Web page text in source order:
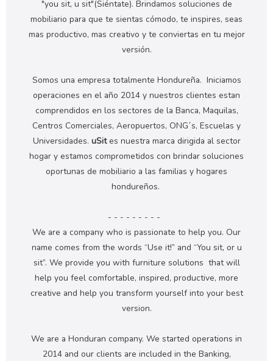
"you sit, u sit"(Siéntate). Brindamos soluciones de
mobiliario para que te sientas cómodo, te inspires, seas
mas productivo, mas creativo y te conviertas en tu mejor
versión.
Somos una empresa totalmente Hondureña. Iniciamos
operaciones en el año 2014 y nuestros clientes estan
comprendidos en los sectores de la Banca, Maquilas,
Centros Comerciales, Aeropuertos, ONG´s, Escuelas y
Universidades. uSites nuestra marca dirigida al sector
hogar y estamos comprometidos con brindar soluciones
oportunas de mobiliario a las familias y hogares
hondureños.
- - - - - - - - -
We are a company who is passionate to help you. Our
name comes from the words “Use it!” and “You sit, or u
sit”. We provide you with furniture solutions that will
help you feel comfortable, inspired, productive, more
creative and help you transform yourself into your best
version.
We are a Honduran company. We started operations in
2014 and our clients are included in the Banking,